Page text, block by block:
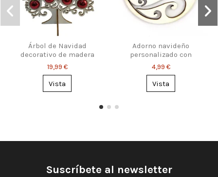
Árbol de Navidad
decorativo de madera
con bolas
19,99 €
Vista
Adorno navideño
personalizado con
nombre
4,99 €
Vista
Suscríbete al newsletter